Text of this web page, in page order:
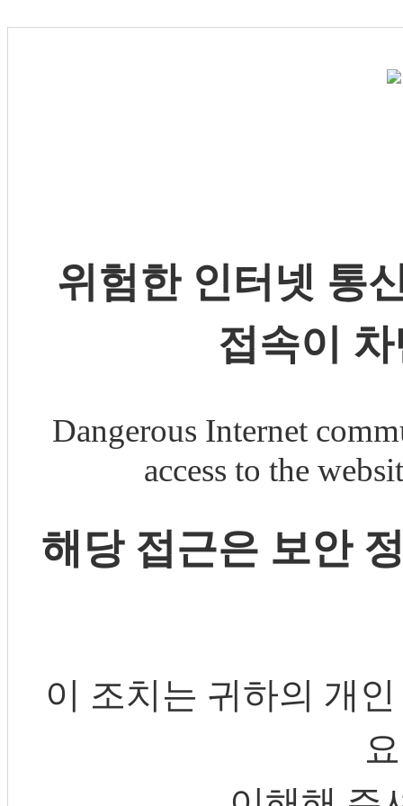
위험한 인터넷 통
접속이
Dangerous Internet
access to the
해당 접근은 보안
이 조치는 귀하의 개